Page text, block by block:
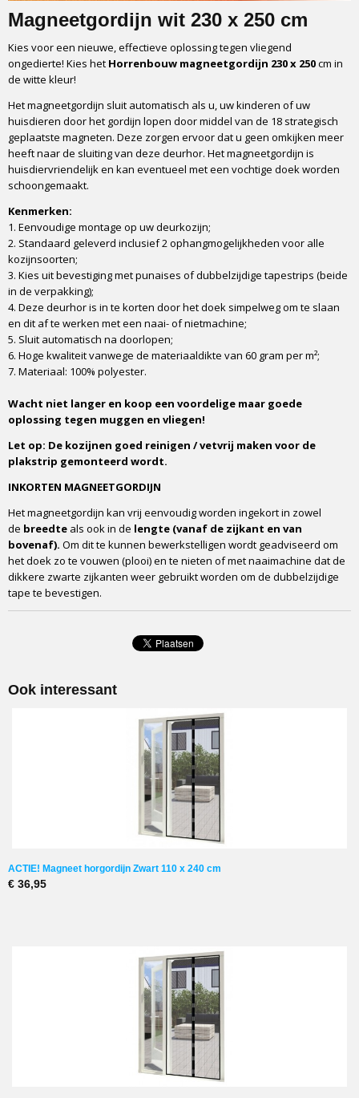
Levertijd
1 tot 2 werkdagen
Montageduur
5 tot 15 minuten
Full colour box
Ja, omvouwen
Montagemogelijkheden
Punaises/ dubbelzijdige tape
Vervoerder
DHL
Schoonhouden
Vochtige doek
Magneetgordijn wit 230 x 250 cm
Kies voor een nieuwe, effectieve oplossing tegen vliegend
ongedierte! Kies het Horrenbouw magneetgordijn 230 x 250cm in
de witte kleur!
Het magneetgordijn sluit automatisch als u, uw kinderen of uw
huisdieren door het gordijn lopen door middel van de 18 strategisch
geplaatste magneten. Deze zorgen ervoor dat u geen omkijken meer
heeft naar de sluiting van deze deurhor. Het magneetgordijn is
huisdiervriendelijk en kan eventueel met een vochtige doek worden
schoongemaakt.
Kenmerken:
1. Eenvoudige montage op uw deurkozijn;
2. Standaard geleverd inclusief 2 ophangmogelijkheden voor alle
kozijnsoorten;
3. Kies uit bevestiging met punaises of dubbelzijdige tapestrips (beide
in de verpakking);
4. Deze deurhor is in te korten door het doek simpelweg om te slaan
en dit af te werken met een naai- of nietmachine;
5. Sluit automatisch na doorlopen;
6. Hoge kwaliteit vanwege de materiaaldikte van 60 gram per m²;
7. Materiaal: 100% polyester.
Wacht niet langer en koop een voordelige maar goede
oplossing tegen muggen en vliegen!
Let op: De kozijnen goed reinigen / vetvrij maken voor de
plakstrip gemonteerd wordt.
INKORTEN MAGNEETGORDIJN
Het magneetgordijn kan vrij eenvoudig worden ingekort in zowel
de breedte als ook in de lengte (vanaf de zijkant en van
bovenaf). Om dit te kunnen bewerkstelligen wordt geadviseerd om
het doek zo te vouwen (plooi) en te nieten of met naaimachine dat de
dikkere zwarte zijkanten weer gebruikt worden om de dubbelzijdige
tape te bevestigen.
Ook interessant
ACTIE! Magneet horgordijn Zwart 110 x 240 cm
€ 36,95